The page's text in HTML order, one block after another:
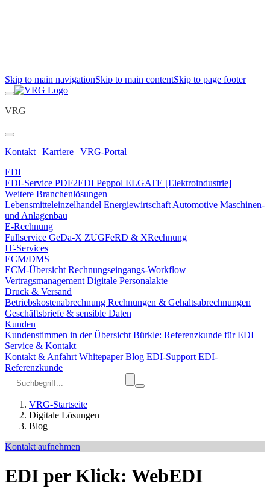
Skip to main navigationSkip to main contentSkip to page footer
VRG
Kontakt | Karriere | VRG-Portal
EDI
EDI-Service PDF2EDI Peppol ELGATE [Elektroindustrie]
Weitere Branchenlösungen
Lebensmitteleinzelhandel Energiewirtschaft Automotive Maschinen-
und Anlagenbau
E-Rechnung
Fullservice GeDa-X ZUGFeRD & XRechnung
IT-Services
ECM/DMS
ECM-Übersicht Rechnungseingangs-Workflow
Vertragsmanagement Digitale Personalakte
Druck & Versand
Betriebskostenabrechnung Rechnungen & Gehaltsabrechnungen
Geschäftsbriefe & sensible Daten
Kunden
Kundenstimmen in der Übersicht Bürkle: Referenzkunde für EDI
Service & Kontakt
Kontakt & Anfahrt WhitepaperBlog EDI-Support EDI-
Referenzkunde
VRG-Startseite
Digitale Lösungen
Blog
Kontakt aufnehmen
EDI per Klick: WebEDI